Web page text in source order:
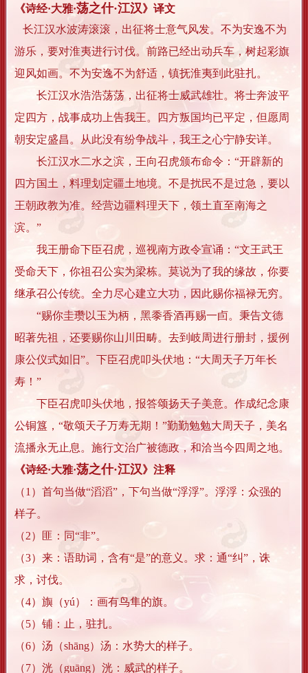
《诗经·大雅·荡之什·江汉》译文
长江汉水波涛滚滚，出征将士意气风发。不为安逸不为
游乐，要对淮夷进行讨伐。前路已经出动兵车，树起彩旗
迎风如画。不为安逸不为舒适，镇抚淮夷到此驻扎。
长江汉水浩浩荡荡，出征将士威武雄壮。将士奔波平
定四方，战事成功上告我王。四方叛国均已平定，但愿周
朝安定盛昌。从此没有纷争战斗，我王之心宁静安详。
长江汉水二水之滨，王向召虎颁布命令：“开辟新的
四方国土，料理划定疆土地境。不是扰民不是过急，要以
王朝政教为准。经营边疆料理天下，领土直至南海之
滨。”
我王册命下臣召虎，巡视南方政令宣诵：“文王武王
受命天下，你祖召公实为梁栋。莫说为了我的缘故，你要
继承召公传统。全力尽心建立大功，因此赐你福禄无穷。
“赐你圭瓒以玉为柄，黑黍香酒再赐一卣。秉告文德
昭著先祖，还要赐你山川田畴。去到岐周进行册封，援例
康公仪式如旧”。下臣召虎叩头伏地：“大周天子万年长
寿！”
下臣召虎叩头伏地，报答颂扬天子美意。作成纪念康
公铜簋，“敬颂天子万寿无期！”勤勤勉勉大周天子，美名
流播永无止息。施行文治广被德政，和洽当今四周之地。
《诗经·大雅·荡之什·江汉》注释
（1）首句当做“滔滔”，下句当做“浮浮”。浮浮：众强的
样子。
（2）匪：同“非”。
（3）来：语助词，含有“是”的意义。求：通“纠”，诛
求，讨伐。
（4）旟（yú）：画有鸟隼的旗。
（5）铺：止，驻扎。
（6）汤（shāng）汤：水势大的样子。
（7）洸（guāng）洸：威武的样子。